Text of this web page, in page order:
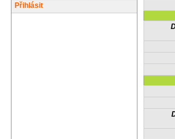
Přihlásit